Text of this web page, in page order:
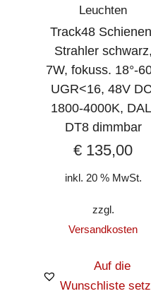
Leuchten
Track48
Strahler
7W, fokuss. 18°-
UGR<16, 48V
1800-4000K,
DT8 dimmbar
€ 135,00
inkl. 20 % MwSt.
zzgl.
Versandkosten
Auf die
Wunschliste